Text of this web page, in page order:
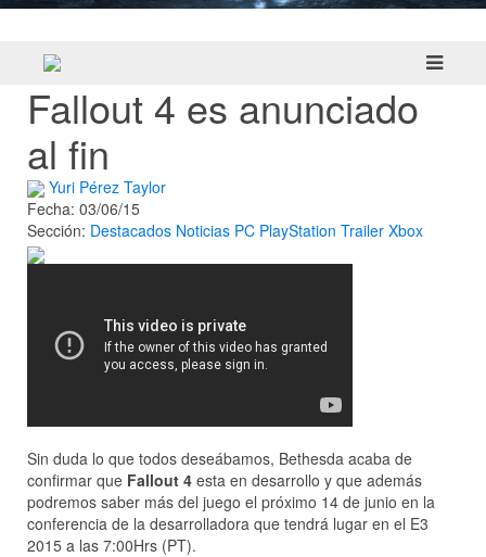
Fallout 4 es anunciado
al fin
Yuri Pérez Taylor
Fecha: 03/06/15
Sección: Destacados Noticias PC PlayStation Trailer Xbox
Sin duda lo que todos deseábamos, Bethesda acaba de
confirmar que Fallout 4 esta en desarrollo y que además
podremos saber más del juego el próximo 14 de junio en la
conferencia de la desarrolladora que tendrá lugar en el E3
2015 a las 7:00Hrs (PT).